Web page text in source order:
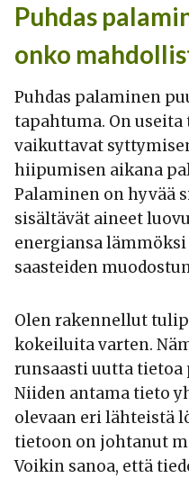
Puhdas
onko
Puhdas palaminen
tapahtuma. On
vaikuttavat
hiipumisen aikana
Palaminen on hyvää
sisältävät aineet
energiansa
saasteiden
Olen rakennellut
kokeiluita varten.
runsaasti uutta tietoa
Niiden antama tieto
olevaan eri lähteistä
tietoon on johtanut
Voikin sanoa, että